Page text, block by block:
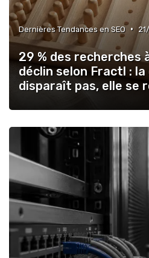
Dernières Tendances en SEO •
29 % des recherches
déclin selon Fractl : la
disparaît pas, elle se